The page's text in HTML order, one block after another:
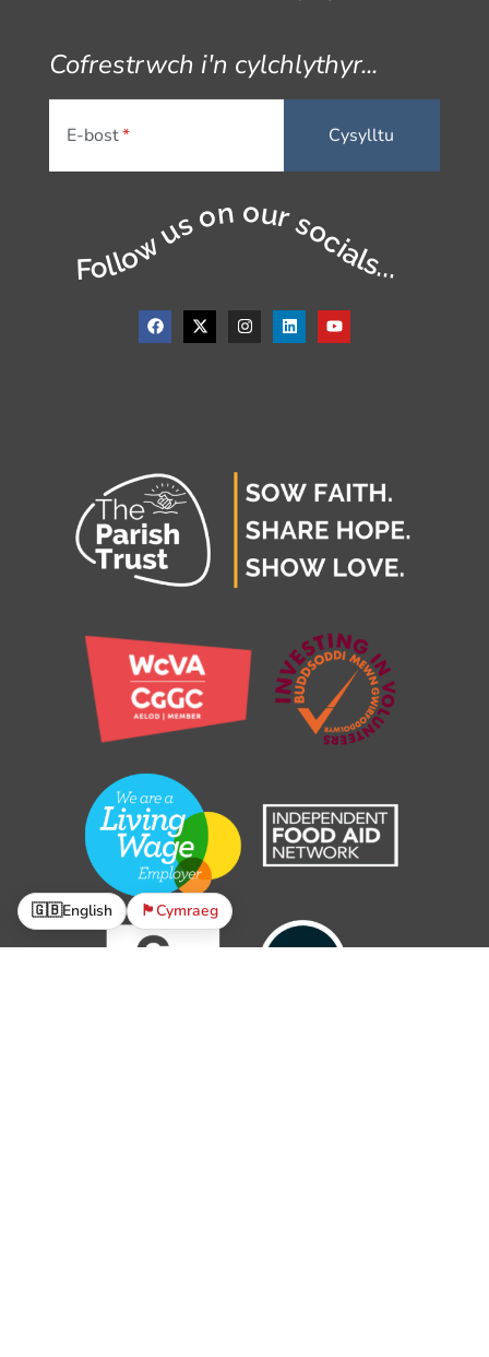
Cofrestrwch i'n cylchlythyr...
E-bost
Follow us on our socials...
🇬🇧English 🏴󠁧󠁢󠁷󠁬󠁳󠁿Cymraeg